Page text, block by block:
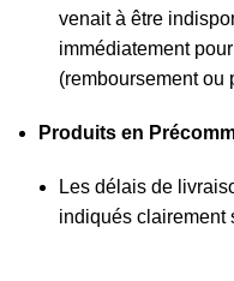
venait à être
immédiatement
(remboursement ou
Produits en
Les délais de
indiqués clairement